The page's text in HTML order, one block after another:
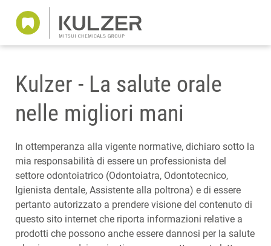
Kulzer - La salute orale
nelle migliori mani
In ottemperanza alla vigente normative, dichiaro sotto la
mia responsabilità di essere un professionista del
settore odontoiatrico (Odontoiatra, Odontotecnico,
Igienista dentale, Assistente alla poltrona) e di essere
pertanto autorizzato a prendere visione del contenuto di
questo sito internet che riporta informazioni relative a
prodotti che possono anche essere dannosi per la salute